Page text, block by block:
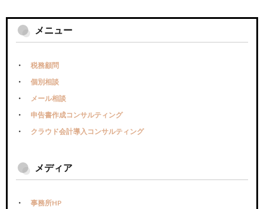
メニュー
税務顧問
個別相談
メール相談
申告書作成コンサルティング
クラウド会計導入コンサルティング
メディア
事務所HP